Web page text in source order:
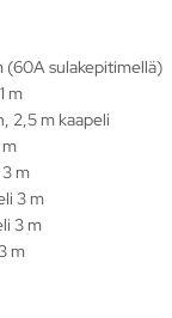
(60A sulakepitimellä)
m
2,5 m kaapeli
m
m
3 m
3 m
m